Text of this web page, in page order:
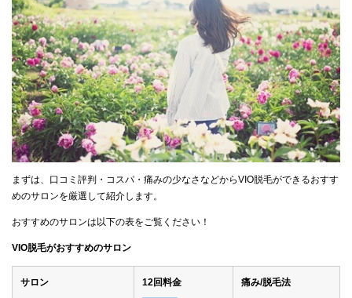
まずは、口コミ評判・コスパ・痛みの少なさなどからVIO脱毛ができるおすす
めのサロンを厳選して紹介します。
おすすめのサロンは以下の表をご覧ください！
VIO脱毛がおすすめのサロン
サロン 12回料金 痛み/脱毛法